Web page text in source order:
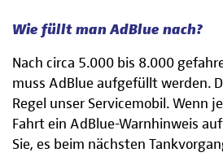
Wie füllt man AdBlue nach?
Nach circa 5.000 bis 8.000
muss AdBlue aufgefüllt werden.
Regel unser Servicemobil. Wenn
Fahrt ein AdBlue-Warnhinweis
Sie, es beim nächsten